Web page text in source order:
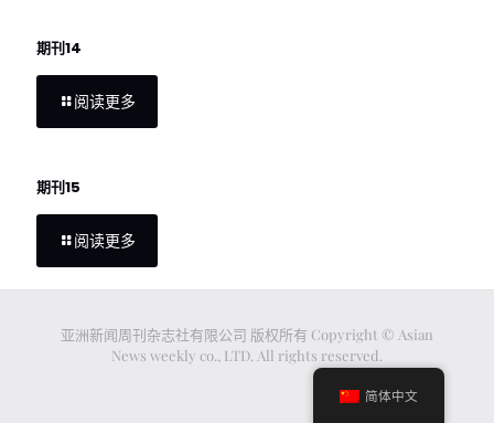
期刊14
阅读更多
期刊15
阅读更多
亚洲新闻周刊杂志社有限公司 版权所有 Copyright © Asian
News weekly co., LTD. All rights reserved.
简体中文